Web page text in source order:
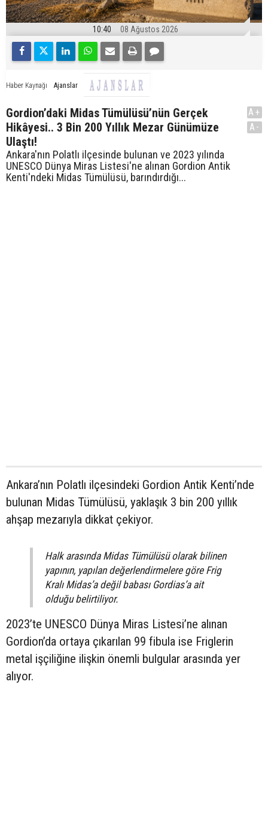
10:40 08 Ağustos 2026
Haber Kaynağı Ajanslar
Gordion’daki Midas Tümülüsü’nün Gerçek
Hikâyesi.. 3 Bin 200 Yıllık Mezar Günümüze
Ulaştı!
Ankara'nın Polatlı ilçesinde bulunan ve 2023 yılında
UNESCO Dünya Miras Listesi'ne alınan Gordion Antik
Kenti'ndeki Midas Tümülüsü, barındırdığı...
A+
A-
Ankara’nın Polatlı ilçesindeki Gordion Antik Kenti’nde
bulunan Midas Tümülüsü, yaklaşık 3 bin 200 yıllık
ahşap mezarıyla dikkat çekiyor.
Halk arasında Midas Tümülüsü olarak bilinen
yapının, yapılan değerlendirmelere göre Frig
Kralı Midas’a değil babası Gordias’a ait
olduğu belirtiliyor.
2023’te UNESCO Dünya Miras Listesi’ne alınan
Gordion’da ortaya çıkarılan 99 fibula ise Friglerin
metal işçiliğine ilişkin önemli bulgular arasında yer
alıyor.